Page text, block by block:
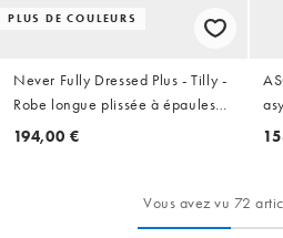
PLUS DE COULEURS
Never Fully Dressed Plus - Tilly -
Robe longue plissée à épaules
dénudées et imprimé coquillage
194,00 €
Vous avez vu 72